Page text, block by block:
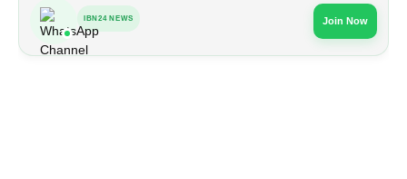
IBN24 NEWS Join Now